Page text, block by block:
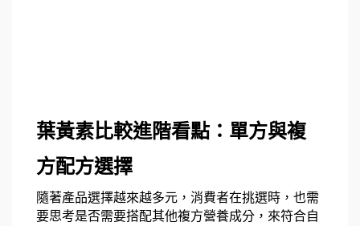
葉黃素比較進階看點：單方與複
方配方選擇
隨著產品選擇越來越多元，消費者在挑選時，也需
要思考是否需要搭配其他複方營養成分，來符合自